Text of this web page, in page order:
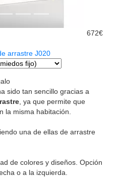
672€
arrastre J020
sido tan sencillo gracias a
, ya que permite que
la misma habitación.
una de ellas de arrastre
de colores y diseños. Opción
o a la izquierda.